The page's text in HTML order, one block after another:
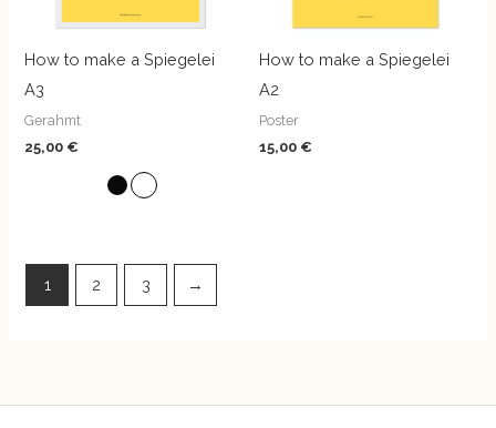
How to make a Spiegelei
A3
Gerahmt
25,00 €
How to make a Spiegelei
A2
Poster
15,00 €
1 2 3 →